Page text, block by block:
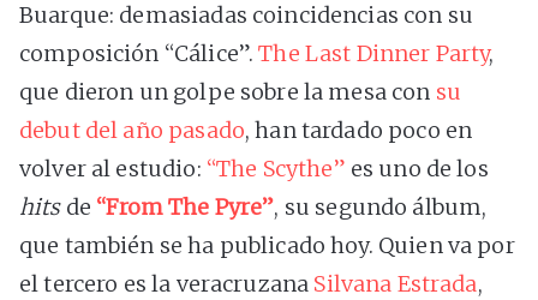
Buarque: demasiadas coincidencias con su
composición “Cálice”.The Last Dinner Party,
que dieron un golpe sobre la mesa con su
debut del año pasado, han tardado poco en
volver al estudio: “The Scythe” es uno de los
hitsde “From The Pyre”, su segundo álbum,
que también se ha publicado hoy. Quien va por
el tercero es la veracruzana Silvana Estrada,